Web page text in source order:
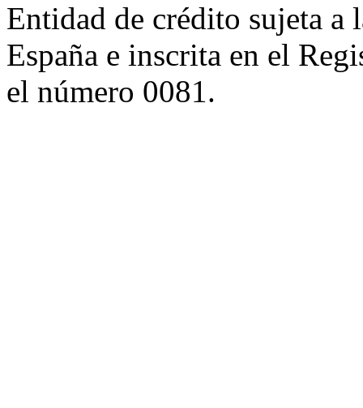
Entidad de crédito sujeta a
España e inscrita en el
el número 0081.